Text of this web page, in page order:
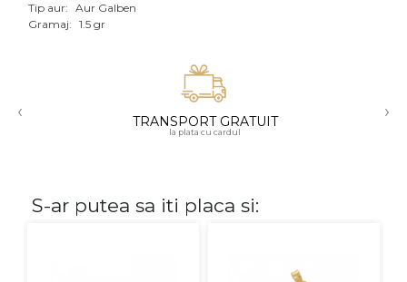
Aur roz
Tip aur: Aur Galben
Gramaj: 1.5 gr
‹ TRANSPORT GRATUIT
la plata cu cardul
›
S-ar putea sa iti placa si: